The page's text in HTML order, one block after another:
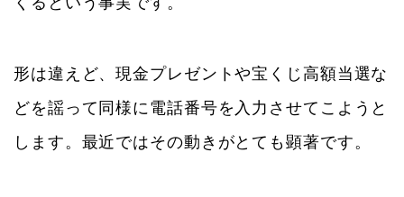
形は違えど、現金プレゼントや宝くじ高額当選な
どを謡って同様に電話番号を入力させてこようと
します。最近ではその動きがとても顕著です。